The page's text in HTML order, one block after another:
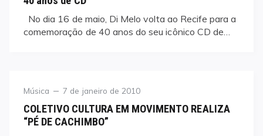
No dia 16 de maio, Di Melo volta ao Recife para a
comemoração de 40 anos do seu icônico CD de…
Category
Música
Posted
7 de janeiro de 2010
COLETIVO CULTURA EM MOVIMENTO REALIZA
“PÉ DE CACHIMBO”